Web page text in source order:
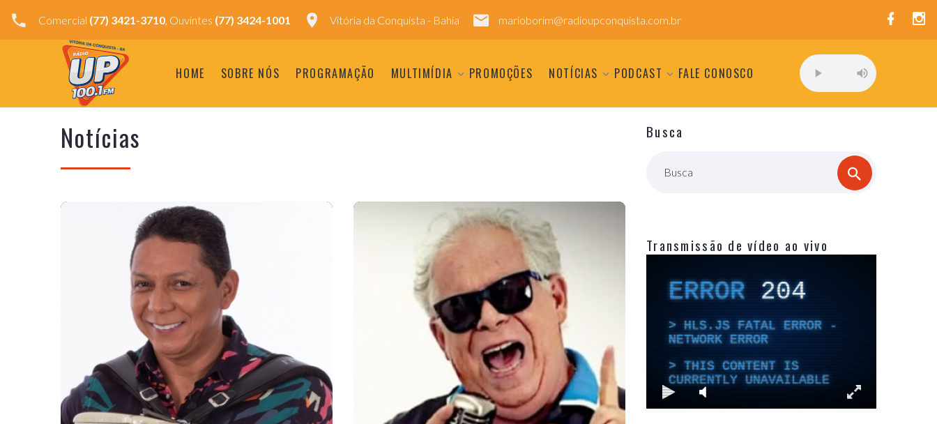
Comercial (77) 3421-3710, Ouvintes (77) 3424-1001 Vitória da Conquista - Bahia marioborim@radioupconquista.com.br
HOME SOBRE NÓS PROGRAMAÇÃO MULTIMÍDIA PROMOÇÕES NOTÍCIAS PODCAST FALE CONOSCO
Notícias Busca
Busca
Transmissão de vídeo ao vivo